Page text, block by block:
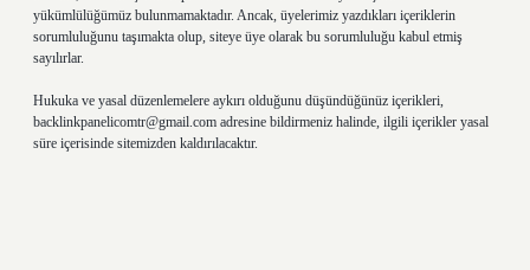
yükümlülüğümüz bulunmamaktadır. Ancak, üyelerimiz yazdıkları içeriklerin
sorumluluğunu taşımakta olup, siteye üye olarak bu sorumluluğu kabul etmiş
sayılırlar.
Hukuka ve yasal düzenlemelere aykırı olduğunu düşündüğünüz içerikleri,
backlinkpanelicomtr@gmail.com adresine bildirmeniz halinde, ilgili içerikler yasal
süre içerisinde sitemizden kaldırılacaktır.